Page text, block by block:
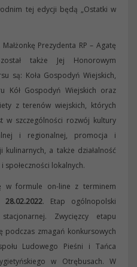
tej edycji będą „Ostatki w
Prezydenta RP – Agatę
także Jej Honorowym
są: Koła Gospodyń Wiejskich,
Kół Gospodyń Wiejskich oraz
z terenów wiejskich, których
w szczególności rozwój kultury
i regionalnej, promocja i
a także działalność
lokalnych.
w formule on-line z terminem
28.02.2022. Etap ogólnopolski
Zwycięzcy etapu
podczas zmagań konkursowych
Ludowego Pieśni i Tańca
w Otrębusach. W